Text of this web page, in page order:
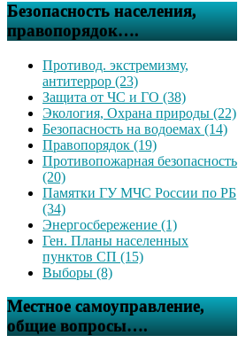
Безопасность населения,
правопорядок….
Противод. экстремизму,
антитеррор (23)
Защита от ЧС и ГО (38)
Экология, Охрана природы (22)
Безопасность на водоемах (14)
Правопорядок (19)
Противопожарная безопасность
(20)
Памятки ГУ МЧС России по РБ
(34)
Энергосбережение (1)
Ген. Планы населенных
пунктов СП (15)
Выборы (8)
Местное самоуправление,
общие вопросы….